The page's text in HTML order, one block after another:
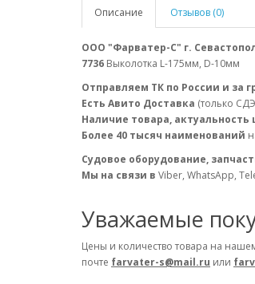
Описание Отзывов (0)
ООО "Фарватер-С" г.
7736 Выколотка L-175мм, D-10мм
Отправляем ТК по России и за
Есть Авито Доставка (только
Наличие товара,
Более 40 тысяч наименований
Судовое оборудование,
Мы на связи в Viber, WhatsApp,
Уважаемые
Цены и количество товара на
почте farvater-s@mail.ru или